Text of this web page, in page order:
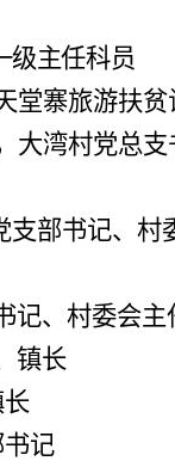
级主任科员
堂寨旅游扶
大湾村党总
支部书记、村
记、村委会主
镇长
记